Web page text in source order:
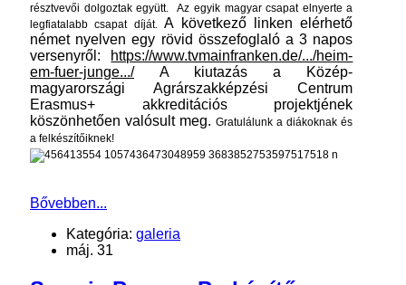
résztvevői dolgoztak együtt.
Az egyik magyar csapat elnyerte a
legfiatalabb csapat díját.A következő linken elérhető
német nyelven egy rövid összefoglaló a 3 napos
versenyről: https://www.tvmainfranken.de/.../heim-
em-fuer-junge.../
A kiutazás a Közép-
magyarországi Agrárszakképzési Centrum
Erasmus+ akkreditációs projektjének
köszönhetően valósult meg.Gratulálunk a diákoknak és
a felkészítőiknek!
Bővebben...
Kategória: galeria
máj. 31